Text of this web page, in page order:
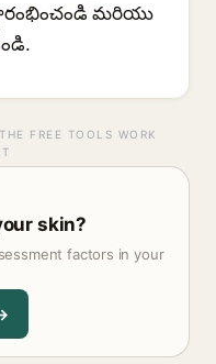
మరియు
FREE TOOLS WORK
skin?
factors in your